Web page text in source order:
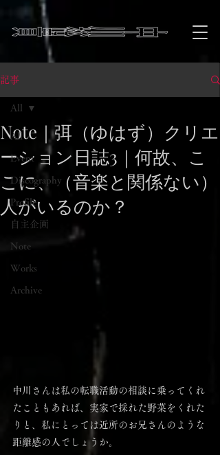
記事
All
Event
Discography
Profile
自主企画
Note
Works
Archive
All
Note｜弭（ゆはず）クリエ
ーション日誌3｜何故、こ
こに、（音楽と関係ない）
人がいるのか？
中川さんは私の転職活動の相談に乗ってくれ
たこともあれば、実家で採れた野菜をくれた
りと、私にとっては近所のお兄さんのような
距離感の人でしょうか。